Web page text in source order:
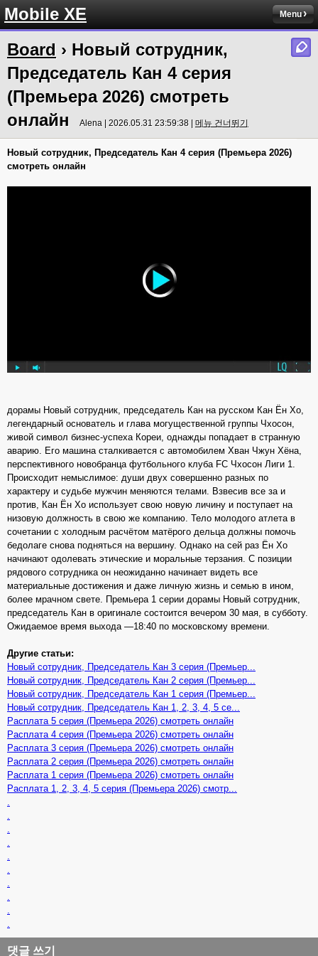
Mobile XE Menu
Board › Новый сотрудник,
Председатель Кан 4 серия
(Премьера 2026) смотреть
онлайн
Alena | 2026.05.31 23:59:38 | 메뉴 건너뛰기
Новый сотрудник, Председатель Кан 4 серия (Премьера 2026)
смотреть онлайн
дорамы Новый сотрудник, председатель Кан на русском Кан Ён Хо,
легендарный основатель и глава могущественной группы Чхосон,
живой символ бизнес-успеха Кореи, однажды попадает в странную
аварию. Его машина сталкивается с автомобилем Хван Чжун Хёна,
перспективного новобранца футбольного клуба FC Чхосон Лиги 1.
Происходит немыслимое: души двух совершенно разных по
характеру и судьбе мужчин меняются телами. Взвесив все за и
против, Кан Ён Хо использует свою новую личину и поступает на
низовую должность в свою же компанию. Тело молодого атлета в
сочетании с холодным расчётом матёрого дельца должны помочь
бедолаге снова подняться на вершину. Однако на сей раз Ён Хо
начинают одолевать этические и моральные терзания. С позиции
рядового сотрудника он неожиданно начинает видеть все
материальные достижения и даже личную жизнь и семью в ином,
более мрачном свете. Премьера 1 серии дорамы Новый сотрудник,
председатель Кан в оригинале состоится вечером 30 мая, в субботу.
Ожидаемое время выхода —18:40 по московскому времени.
Другие статьи:
Новый сотрудник, Председатель Кан 3 серия (Премьер...
Новый сотрудник, Председатель Кан 2 серия (Премьер...
Новый сотрудник, Председатель Кан 1 серия (Премьер...
Новый сотрудник, Председатель Кан 1, 2, 3, 4, 5 се...
Расплата 5 серия (Премьера 2026) смотреть онлайн
Расплата 4 серия (Премьера 2026) смотреть онлайн
Расплата 3 серия (Премьера 2026) смотреть онлайн
Расплата 2 серия (Премьера 2026) смотреть онлайн
Расплата 1 серия (Премьера 2026) смотреть онлайн
Расплата 1, 2, 3, 4, 5 серия (Премьера 2026) смотр...
댓글 쓰기